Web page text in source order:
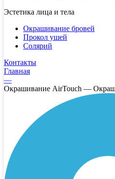
Эстетика лица и тела
Окрашивание бровей
Прокол ушей
Солярий
Контакты
Главная
—
Окрашивание AirTouch —